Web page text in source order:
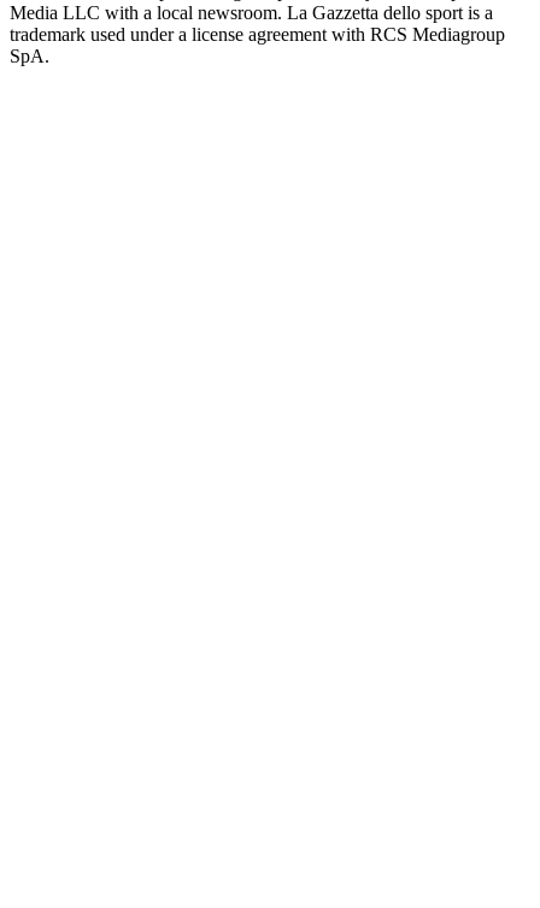
Media LLC with a local newsroom. La Gazzetta dello sport is a
trademark used under a license agreement with RCS Mediagroup
SpA.